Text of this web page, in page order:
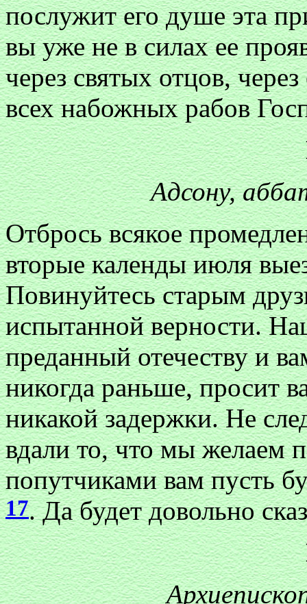
послужит его душе эта
вы уже не в силах ее
через святых отцов,
всех набожных рабов
Адсону,
Отбрось всякое
вторые календы июля
Повинуйтесь старым
испытанной верности.
преданный отечеству и
никогда раньше, просит
никакой задержки. Не
вдали то, что мы желаем
попутчиками вам пусть
17. Да будет довольно